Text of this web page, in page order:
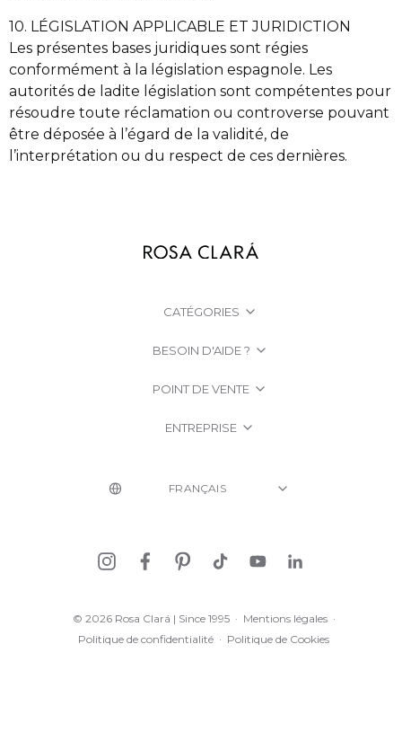
10. LÉGISLATION APPLICABLE ET JURIDICTION
Les présentes bases juridiques sont régies
conformément à la législation espagnole. Les
autorités de ladite législation sont compétentes pour
résoudre toute réclamation ou controverse pouvant
être déposée à l’égard de la validité, de
l’interprétation ou du respect de ces dernières.
CATÉGORIES
BESOIN D'AIDE ?
POINT DE VENTE
ENTREPRISE
© 2026 Rosa Clará | Since 1995 · Mentions légales ·
Politique de confidentialité · Politique de Cookies